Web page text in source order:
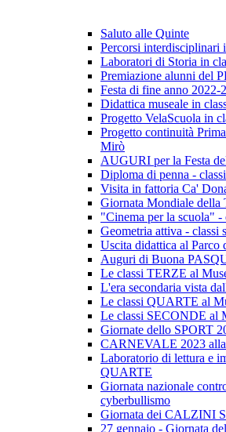
Saluto alle Quinte
Percorsi
Laboratori di Storia in
Premiazione alunni del
Festa di fine anno 2022-
Didattica museale in
Progetto VelaScuola in
Progetto continuità
Mirò
AUGURI per la Festa
Diploma di penna -
Visita in fattoria Ca'
Giornata Mondiale della
"Cinema per la scuola" -
Geometria attiva - classi
Uscita didattica al Parco
Auguri di Buona
Le classi TERZE al
L'era secondaria vista
Le classi QUARTE al
Le classi SECONDE al
Giornate dello SPORT
CARNEVALE 2023
Laboratorio di lettura e
QUARTE
Giornata nazionale
cyberbullismo
Giornata dei CALZINI
27 gennaio - Giornata